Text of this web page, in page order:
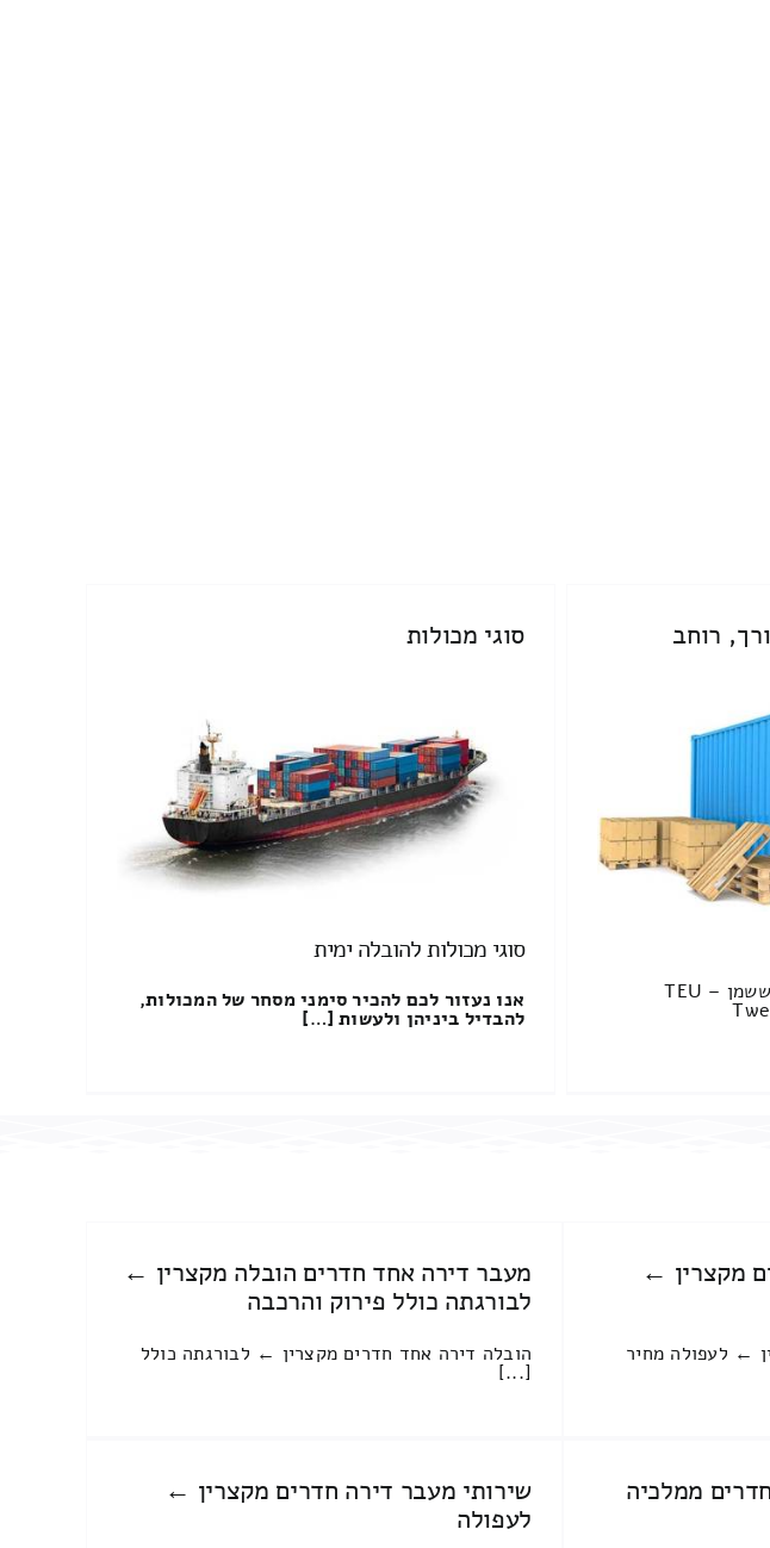
רוחב
נפח של מכולה נמדד ביחידות ששמן TEU –
סוגי מכולות
סוגי מכולות להובלה ימית
אנו נעזור לכם להכיר סימני מסחר של המכולות,
להבדיל ביניהן ולעשות […]
מקצרין ←
← לעפולה מחיר
מעבר דירה אחד חדרים הובלה מקצרין ←
לבורגתה כולל פירוק והרכבה
הובלה דירה אחד חדרים מקצרין ← לבורגתה כולל
[...]
עלות הובלה של דירה 2 חדרים ממלכיה
שירותי מעבר דירה חדרים מקצרין ←
לעפולה